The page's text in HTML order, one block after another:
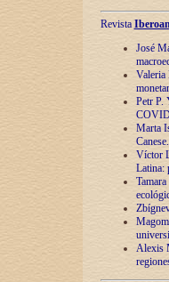
Revista
José
Valeria
Petr P.
Marta
Víctor
Latina:
Alexis